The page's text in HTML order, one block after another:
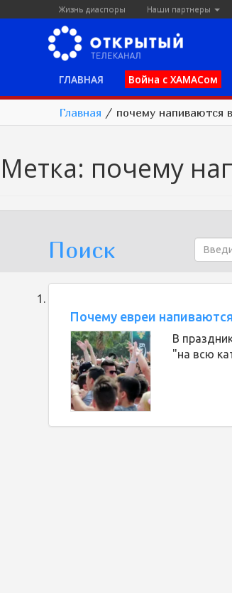
Жизнь диаспоры Наши партнеры
ГЛАВНАЯ Война с ХАМАСом
Главная / почему напиваются
Метка: почему
Поиск
Почему евреи
В
"на всю